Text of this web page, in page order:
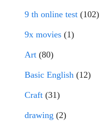
9 th online test (102)
9x movies (1)
Art (80)
Basic English (12)
Craft (31)
drawing (2)